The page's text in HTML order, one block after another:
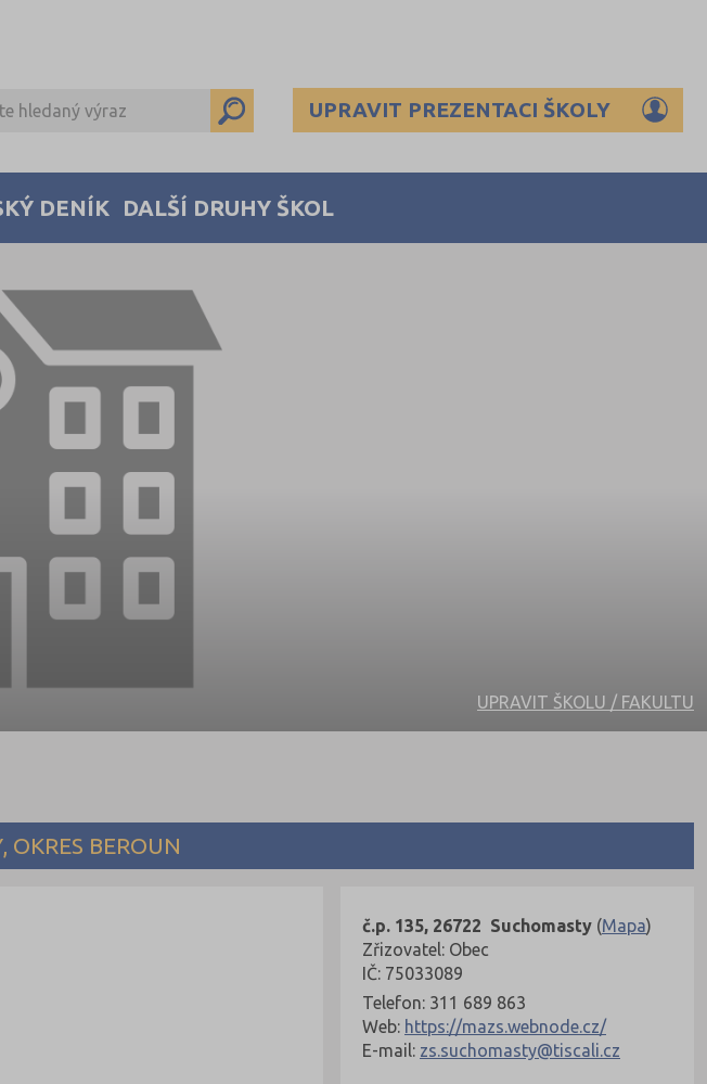
UPRAVIT PREZENTACI ŠKOLY
DENÍK DALŠÍ DRUHY ŠKOL
UPRAVIT ŠKOLU / FAKULTU
BEROUN
č.p. 135, 26722 Suchomasty (Mapa)
Zřizovatel: Obec
IČ: 75033089
Telefon: 311 689 863
Web: https://mazs.webnode.cz/
E-mail: zs.suchomasty@tiscali.cz